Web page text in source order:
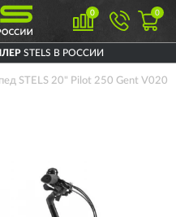
0 0
STELS В РОССИИ
STELS 20" Pilot 250 Gent V020